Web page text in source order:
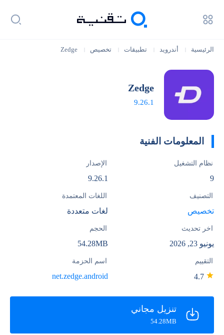
الرئيسية أندرويد تطبيقات تخصيص Zedge
Zedge
9.26.1
المعلومات الفنية
نظام التشغيل
9
الإصدار
9.26.1
التصنيف
تخصيص
اللغات المعتمدة
لغات متعددة
آخر تحديث
يونيو 23, 2026
الحجم
54.28MB
التقييم اسم الحزمة
net.zedge.android
تنزيل مجاني
54.28MB